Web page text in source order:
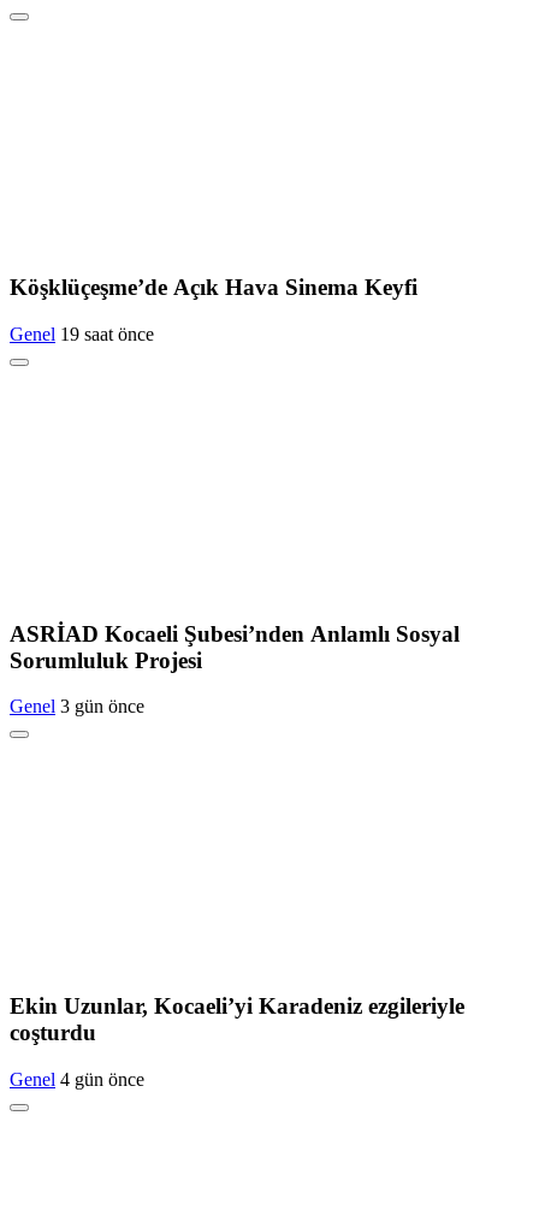
Köşklüçeşme’de Açık Hava Sinema Keyfi
Genel 19 saat önce
ASRİAD Kocaeli Şubesi’nden Anlamlı Sosyal
Sorumluluk Projesi
Genel 3 gün önce
Ekin Uzunlar, Kocaeli’yi Karadeniz ezgileriyle
coşturdu
Genel 4 gün önce